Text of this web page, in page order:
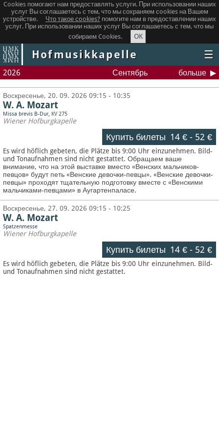
Cookies помогают нам предоставлять услуги. При использовании наших
услуг Вы соглашаетесь с тем, что мы сохраняем сookies на Вашем
устройстве.
Что такое сookies? помогите нам в предоставлении наших
услуг. При использовании наших услуг Вы соглашаетесь с тем, что мы
собираем Cookies.
OK
Hofmusikkapelle ☰
2026 Сентябрь больше
Воскресенье, 20. 09. 2026 09:15 - 10:35
W. A. Mozart
Missa brevis B-Dur, KV 275
Wiener Hofburgkapelle
Купить билеты 14 €- 52 €
Es wird höflich gebeten, die Plätze bis 9:00 Uhr einzunehmen. Bild-
und Tonaufnahmen sind nicht gestattet.Обращаем ваше
внимание, что на этой выставке вместо «Венских мальчиков-
певцов» будут петь «Венские девочки-певцы». «Венские девочки-
певцы» проходят тщательную подготовку вместе с «Венскими
мальчиками-певцами» в Аугартенпаласе.
Воскресенье, 27. 09. 2026 09:15 - 10:25
W. A. Mozart
Spatzenmesse
Wiener Hofburgkapelle
Купить билеты 14 €- 52 €
Es wird höflich gebeten, die Plätze bis 9:00 Uhr einzunehmen. Bild-
und Tonaufnahmen sind nicht gestattet.